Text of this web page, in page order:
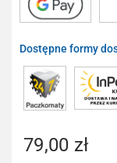
Dostępne formy
79,00 zł